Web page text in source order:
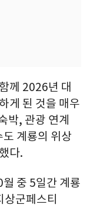
께 2026년 대
게 된 것을 매우
박, 관광 연계
계룡의 위상
다.
중 5일간 계룡
군페스티